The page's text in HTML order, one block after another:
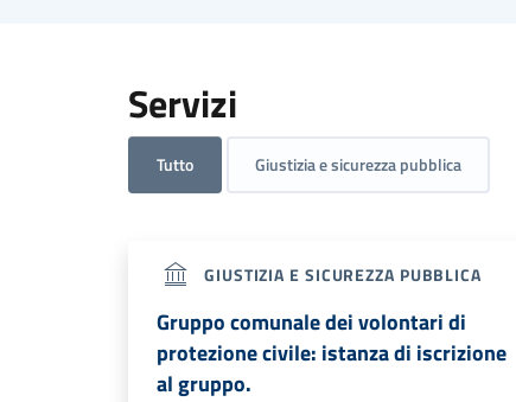
Servizi
Tutto Giustizia e sicurezza pubblica
GIUSTIZIA E SICUREZZA PUBBLICA
Gruppo comunale dei volontari di
protezione civile: istanza di iscrizione
al gruppo.